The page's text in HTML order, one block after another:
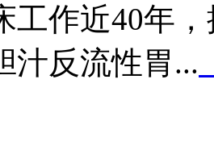
工作近40年
汁反流性胃...